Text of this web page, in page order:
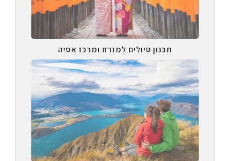
תכנון טיולים למזרח ומרכז אסיה